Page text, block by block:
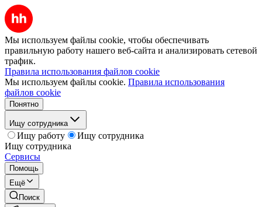
Мы используем файлы cookie, чтобы обеспечивать
правильную работу нашего веб-сайта и анализировать сетевой
трафик.
Правила использования файлов cookie
Мы используем файлы cookie. Правила использования
файлов cookie
Понятно
Ищу сотрудника
Ищу работу
Ищу сотрудника
Ищу сотрудника
Сервисы
Помощь
Ещё
Поиск